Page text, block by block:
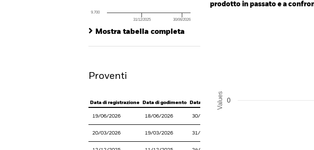
31/12/2025 30/06/2026
9.700
Mostra tabella completa
Proventi
Data di registrazione Data di godimento Data del pagamento
19/06/2026 18/06/2026 30/06/2026
20/03/2026 19/03/2026 31/03/2026
prodotto in passato e a
Values 0